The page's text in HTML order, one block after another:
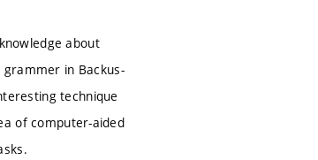
about
in Backus-
technique
of computer-aided